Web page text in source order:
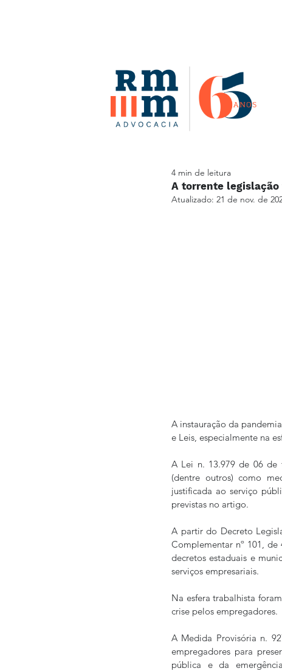
A torrente
4 min de leitura
Atualizado: 21 de nov. de
A instauração da
e Leis, especialmente na
A Lei n. 13.979 de 06 de
(dentre outros) como
justificada ao serviço
previstas no artigo.
A partir do Decreto
Complementar nº 101,
decretos estaduais e
serviços empresariais.
Na esfera trabalhista
crise pelos empregadores.
A Medida Provisória n.
empregadores para
pública e da